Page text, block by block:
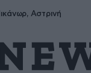
Αστρινή